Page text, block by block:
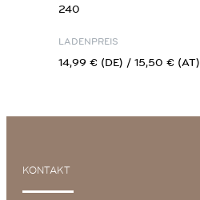
240
LADENPREIS
14,99 € (DE) / 15,50 € (AT)
KONTAKT